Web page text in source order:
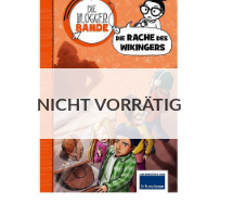
NICHT VORRÄTIG